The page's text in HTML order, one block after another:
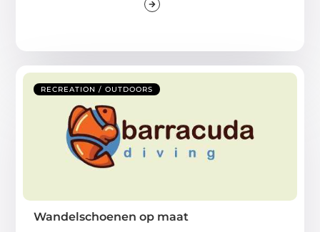
RECREATION / OUTDOORS
Wandelschoenen op maat